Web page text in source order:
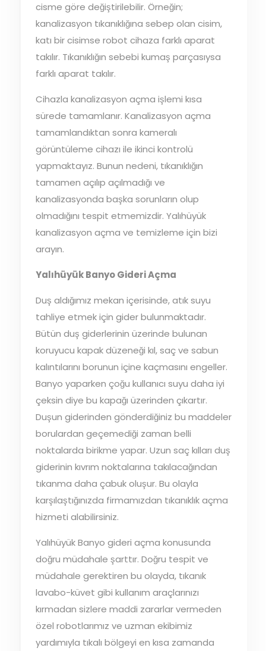
cisme göre değiştirilebilir. Örneğin;
kanalizasyon tıkanıklığına sebep olan cisim,
katı bir cisimse robot cihaza farklı aparat
takılır. Tıkanıklığın sebebi kumaş parçasıysa
farklı aparat takılır.
Cihazla kanalizasyon açma işlemi kısa
sürede tamamlanır. Kanalizasyon açma
tamamlandıktan sonra kameralı
görüntüleme cihazı ile ikinci kontrolü
yapmaktayız. Bunun nedeni, tıkanıklığın
tamamen açılıp açılmadığı ve
kanalizasyonda başka sorunların olup
olmadığını tespit etmemizdir. Yalıhüyük
kanalizasyon açma ve temizleme için bizi
arayın.
Yalıhüyük Banyo Gideri Açma
Duş aldığımız mekan içerisinde, atık suyu
tahliye etmek için gider bulunmaktadır.
Bütün duş giderlerinin üzerinde bulunan
koruyucu kapak düzeneği kıl, saç ve sabun
kalıntılarını borunun içine kaçmasını engeller.
Banyo yaparken çoğu kullanıcı suyu daha iyi
çeksin diye bu kapağı üzerinden çıkartır.
Duşun giderinden gönderdiğiniz bu maddeler
borulardan geçemediği zaman belli
noktalarda birikme yapar. Uzun saç kılları duş
giderinin kıvrım noktalarına takılacağından
tıkanma daha çabuk oluşur. Bu olayla
karşılaştığınızda firmamızdan tıkanıklık açma
hizmeti alabilirsiniz.
Yalıhüyük Banyo gideri açma konusunda
doğru müdahale şarttır. Doğru tespit ve
müdahale gerektiren bu olayda, tıkanık
lavabo-küvet gibi kullanım araçlarınızı
kırmadan sizlere maddi zararlar vermeden
özel robotlarımız ve uzman ekibimiz
yardımıyla tıkalı bölgeyi en kısa zamanda